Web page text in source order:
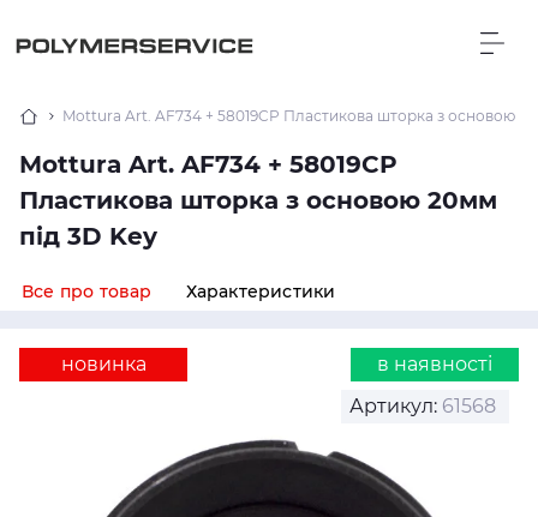
Mottura Art. AF734 + 58019CP Пластикова шторка з основою
Mottura Art. AF734 + 58019CP
Пластикова шторка з основою 20мм
під 3D Key
Все про товар Характеристики
новинка
в наявності
Артикул: 61568